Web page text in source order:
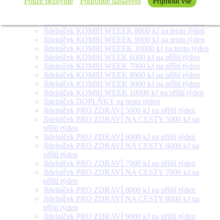
Jídelníček SALÁT + na tento týden
Jídelníček KOMBI WEEEK 8000 kJ na tento týden
Jídelníček KOMBI WEEEK 9000 kJ na tento týden
Jídelníček KOMBI WEEEK 10000 kJ na tento týden
Jídelníček KOMBI WEEK 6000 kJ na příští týden
Jídelníček KOMBI WEEK 7000 kJ na příští týden
Jídelníček KOMBI WEEK 8000 kJ na příští týden
Jídelníček KOMBI WEEK 9000 kJ na příští týden
Jídelníček KOMBI WEEK 10000 kJ na příští týden
Jídelníček DOPLŇKY na tento týden
Jídelníček PRO ZDRAVÍ 5000 kJ na příští týden
Jídelníček PRO ZDRAVÍ NA CESTY 5000 kJ na
příští týden
Jídelníček PRO ZDRAVÍ 6000 kJ na příští týden
Jídelníček PRO ZDRAVÍ NA CESTY 6000 kJ na
příští týden
Jídelníček PRO ZDRAVÍ 7000 kJ na příští týden
Jídelníček PRO ZDRAVÍ NA CESTY 7000 kJ na
příští týden
Jídelníček PRO ZDRAVÍ 8000 kJ na příští týden
Jídelníček PRO ZDRAVÍ NA CESTY 8000 kJ na
příští týden
Jídelníček PRO ZDRAVÍ 9000 kJ na příští týden